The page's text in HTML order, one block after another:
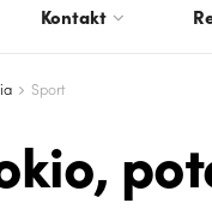
Kontakt
Sport